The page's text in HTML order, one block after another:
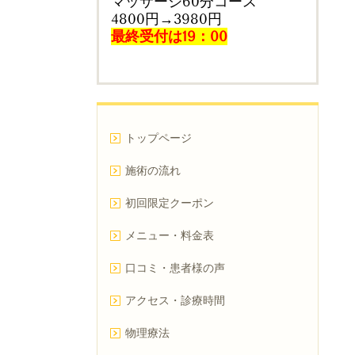
4800円→3980円
最終受付は19：00
トップページ
施術の流れ
初回限定クーポン
メニュー・料金表
口コミ・患者様の声
アクセス・診療時間
物理療法